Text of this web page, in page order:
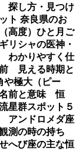
探し方・見つけ
ト 奈良県のお
高度）ひと月ご
リシャの医神・
わかりやすく仕
見える時期と
極大（ピー
名前と意味 恒
星群スポット５
アンドロメダ座
測の時の持ち
へび座の主な恒